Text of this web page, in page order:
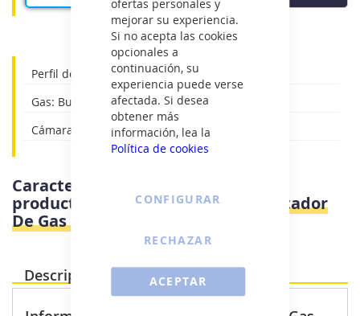
ofertas personales y
mejorar su experiencia.
Si no acepta las cookies
opcionales a
continuación, su
experiencia puede verse
afectada. Si desea
obtener más
información, lea la
Política de cookies
ACEPTAR
CONFIGURAR
RECHAZAR
Perfil de carga: M
Gas: Butano
Cámara de combustión: Atmosférica
Características e información del
producto
Cointra CAMI 11L - Calentador
De Gas 11 Litros
Descripción Producto